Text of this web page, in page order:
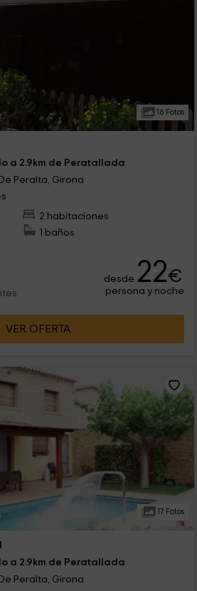
16 Fotos
a 2.9km de Peratallada
Peralta, Girona
2 habitaciones
1 baños
desde 22€
persona y noche
VER OFERTA
17 Fotos
a 2.9km de Peratallada
Peralta, Girona